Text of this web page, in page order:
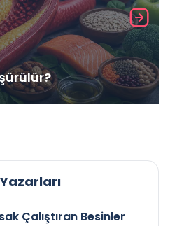
Çalıştıran Besinler